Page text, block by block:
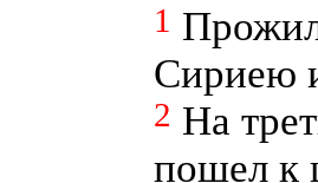
1
Сириею
2 На
пошел к